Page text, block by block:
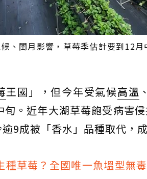
、閏月影響，草莓季估計要到12
王國」，但今年受氣候高溫
。近年大湖草莓飽受病害
9成被「香水」品種取代，
種草莓？全國唯一魚塭型無